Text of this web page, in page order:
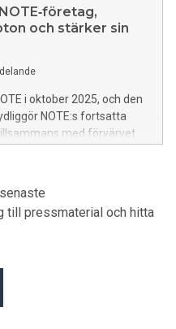
och stärker sin
i oktober 2025, och den
NOTE:s fortsatta
med förvärvet
och GreenTech
till pressmaterial och hitta